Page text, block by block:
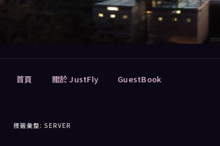
首頁 關於 JustFly GuestBook
標籤彙整: SERVER